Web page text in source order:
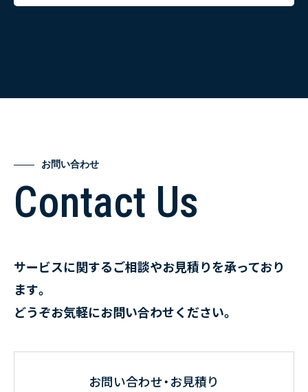
お問い合わせ
Contact Us
サービスに関するご相談やお見積りを承っており
ます。
どうぞお気軽にお問い合わせください。
お問い合わせ・お見積り